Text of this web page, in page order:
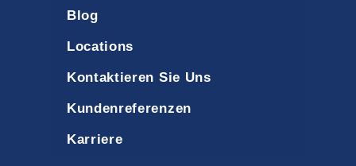
Blog
Locations
Kontaktieren Sie Uns
Kundenreferenzen
Karriere